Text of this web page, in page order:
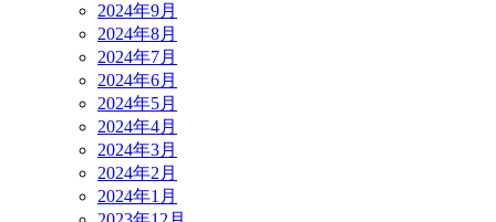
2024年9月
2024年8月
2024年7月
2024年6月
2024年5月
2024年4月
2024年3月
2024年2月
2024年1月